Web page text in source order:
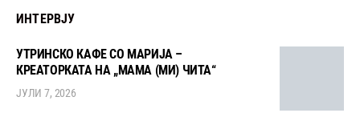
ИНТЕРВЈУ
УТРИНСКО КАФЕ СО МАРИЈА –
КРЕАТОРКАТА НА „МАМА (МИ) ЧИТА“
ЈУЛИ 7, 2026